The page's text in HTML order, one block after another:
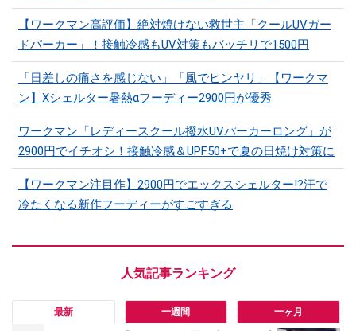
【ワークマン高評価】絶対焼けない救世主「クールUVガー
ドパーカー」！接触冷感もUV対策もバッチリで1500円
「日差しの痛さを感じない」「風でヒンヤリ」【ワークマ
ン】Xシェルター暑熱αフーディー2900円が優秀
ワークマン「レディースクール撥水UVパーカーロング」が
2900円でイチオシ！接触冷感＆UPF50+で夏の日焼け対策に
【ワークマン注目作】2900円でエックスシェルター!?汗で
冷たくなる新作フーディーがすごすぎる
最新 一週間 一ヶ月